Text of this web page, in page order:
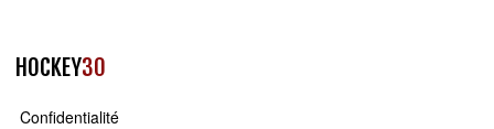
HOCKEY30
Confidentialité